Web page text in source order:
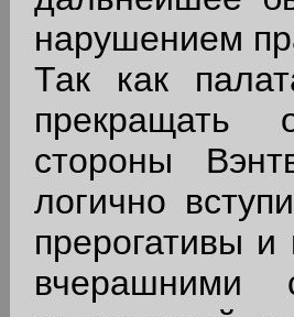
нарушением
Так как
прекращать
стороны
логично
прерогативы и
вчерашними